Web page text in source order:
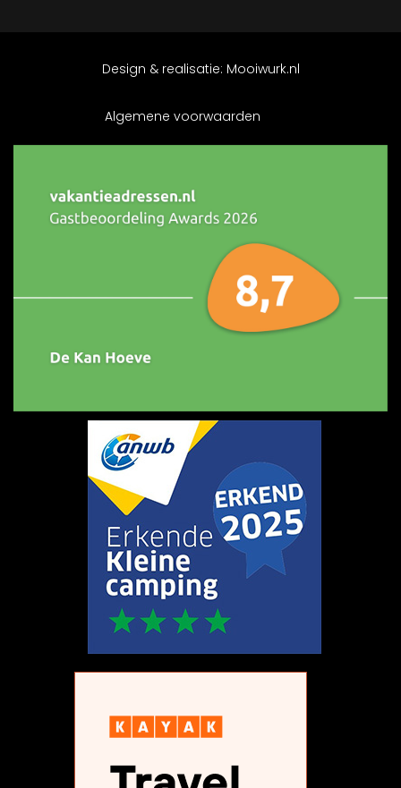
Design & realisatie: Mooiwurk.nl
Algemene voorwaarden